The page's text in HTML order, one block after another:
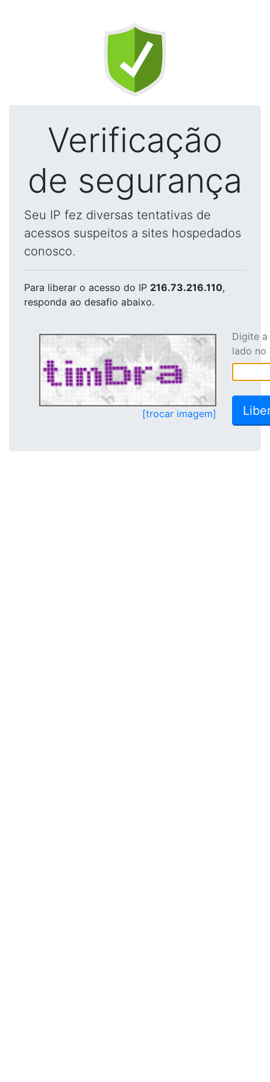
Verificação
de segurança
Seu IP fez diversas tentativas de
acessos suspeitos a sites hospedados
conosco.
Para liberar o acesso do IP 216.73.216.110,
responda ao desafio abaixo.
[trocar imagem]
Digite
lado no